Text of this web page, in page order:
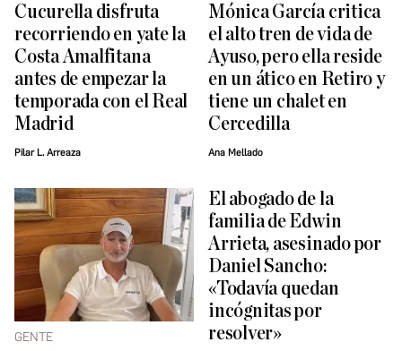
Cucurella disfruta
recorriendo en yate la
Costa Amalfitana
antes de empezar la
temporada con el Real
Madrid
Pilar L. Arreaza
Mónica García critica
el alto tren de vida de
Ayuso, pero ella reside
en un ático en Retiro y
tiene un chalet en
Cercedilla
Ana Mellado
GENTE
El abogado de la
familia de Edwin
Arrieta, asesinado por
Daniel Sancho:
«Todavía quedan
incógnitas por
resolver»